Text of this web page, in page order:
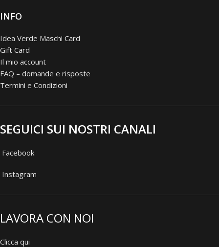
INFO
Idea Verde Maschi Card
Gift Card
Il mio account
FAQ – domande e risposte
Termini e Condizioni
SEGUICI SUI NOSTRI CANALI
Facebook
Instagram
LAVORA CON NOI
Clicca qui